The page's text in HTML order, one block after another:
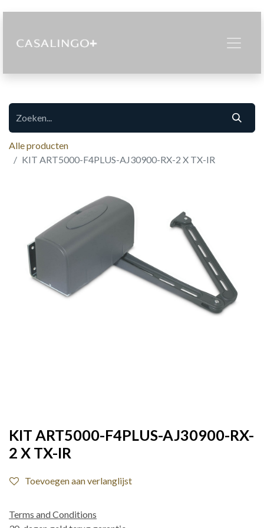
Alle producten
KIT ART5000-F4PLUS-AJ30900-RX-2 X TX-IR
KIT ART5000-F4PLUS-AJ30900-RX-
2 X TX-IR
Toevoegen aan verlanglijst
Terms and Conditions